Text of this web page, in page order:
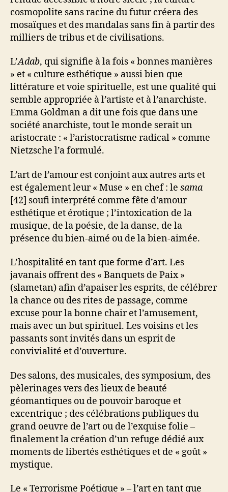
cosmopolite sans racine du futur créera des
mosaïques et des mandalas sans fin à partir des
milliers de tribus et de civilisations.
L’Adab, qui signifie à la fois « bonnes manières
» et « culture esthétique » aussi bien que
littérature et voie spirituelle, est une qualité qui
semble appropriée à l’artiste et à l’anarchiste.
Emma Goldman a dit une fois que dans une
société anarchiste, tout le monde serait un
aristocrate : « l’aristocratisme radical » comme
Nietzsche l’a formulé.
L’art de l’amour est conjoint aux autres arts et
est également leur « Muse » en chef : le sama
[42] soufi interprété comme fête d’amour
esthétique et érotique ; l’intoxication de la
musique, de la poésie, de la danse, de la
présence du bien-aimé ou de la bien-aimée.
L’hospitalité en tant que forme d’art. Les
javanais offrent des « Banquets de Paix »
(slametan) afin d’apaiser les esprits, de célébrer
la chance ou des rites de passage, comme
excuse pour la bonne chair et l’amusement,
mais avec un but spirituel. Les voisins et les
passants sont invités dans un esprit de
convivialité et d’ouverture.
Des salons, des musicales, des symposium, des
pèlerinages vers des lieux de beauté
géomantiques ou de pouvoir baroque et
excentrique ; des célébrations publiques du
grand oeuvre de l’art ou de l’exquise folie –
finalement la création d’un refuge dédié aux
moments de libertés esthétiques et de « goût »
mystique.
Le « Terrorisme Poétique » – l’art en tant que